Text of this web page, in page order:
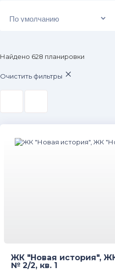
Найдено 628 планировки
Очистить фильтры
ЖК "Новая история",
№ 2/2, кв. 1